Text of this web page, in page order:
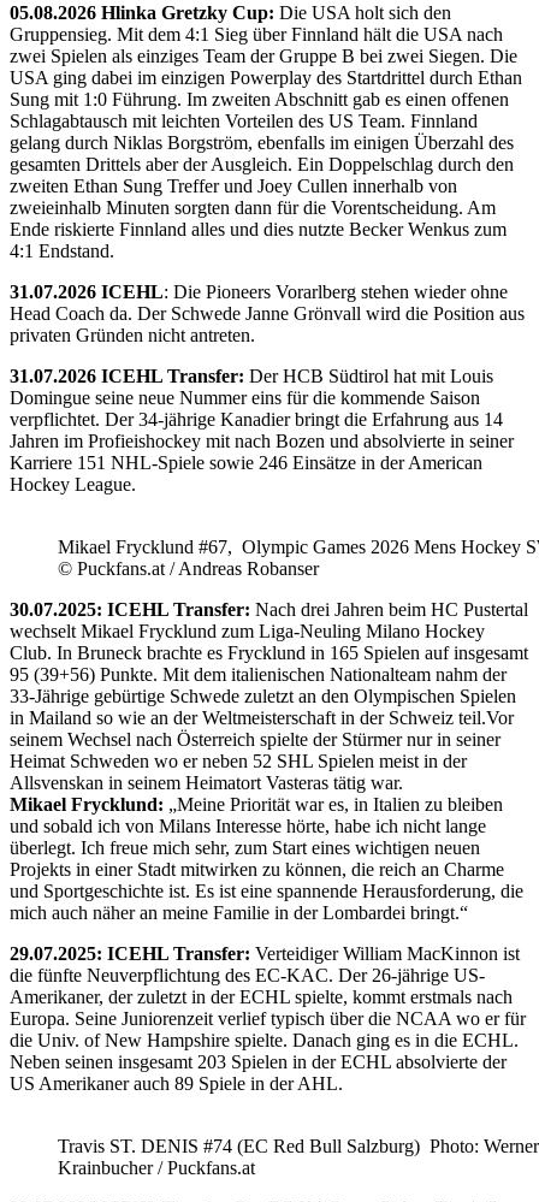
05.08.2026 Hlinka Gretzky Cup: Die USA holt sich den
Gruppensieg. Mit dem 4:1 Sieg über Finnland hält die USA nach
zwei Spielen als einziges Team der Gruppe B bei zwei Siegen. Die
USA ging dabei im einzigen Powerplay des Startdrittel durch Ethan
Sung mit 1:0 Führung. Im zweiten Abschnitt gab es einen offenen
Schlagabtausch mit leichten Vorteilen des US Team. Finnland
gelang durch Niklas Borgström, ebenfalls im einigen Überzahl des
gesamten Drittels aber der Ausgleich. Ein Doppelschlag durch den
zweiten Ethan Sung Treffer und Joey Cullen innerhalb von
zweieinhalb Minuten sorgten dann für die Vorentscheidung. Am
Ende riskierte Finnland alles und dies nutzte Becker Wenkus zum
4:1 Endstand.
31.07.2026 ICEHL: Die Pioneers Vorarlberg stehen wieder ohne
Head Coach da. Der Schwede Janne Grönvall wird die Position aus
privaten Gründen nicht antreten.
31.07.2026 ICEHL Transfer: Der HCB Südtirol hat mit Louis
Domingue seine neue Nummer eins für die kommende Saison
verpflichtet. Der 34-jährige Kanadier bringt die Erfahrung aus 14
Jahren im Profieishockey mit nach Bozen und absolvierte in seiner
Karriere 151 NHL-Spiele sowie 246 Einsätze in der American
Hockey League.
Mikael Frycklund #67, Olympic Games 2026 Mens Hockey
© Puckfans.at / Andreas Robanser
30.07.2025: ICEHL Transfer: Nach drei Jahren beim HC Pustertal
wechselt Mikael Frycklund zum Liga-Neuling Milano Hockey
Club. In Bruneck brachte es Frycklund in 165 Spielen auf insgesamt
95 (39+56) Punkte. Mit dem italienischen Nationalteam nahm der
33-Jährige gebürtige Schwede zuletzt an den Olympischen Spielen
in Mailand so wie an der Weltmeisterschaft in der Schweiz teil.Vor
seinem Wechsel nach Österreich spielte der Stürmer nur in seiner
Heimat Schweden wo er neben 52 SHL Spielen meist in der
Allsvenskan in seinem Heimatort Vasteras tätig war.
Mikael Frycklund: „Meine Priorität war es, in Italien zu bleiben
und sobald ich von Milans Interesse hörte, habe ich nicht lange
überlegt. Ich freue mich sehr, zum Start eines wichtigen neuen
Projekts in einer Stadt mitwirken zu können, die reich an Charme
und Sportgeschichte ist. Es ist eine spannende Herausforderung, die
mich auch näher an meine Familie in der Lombardei bringt.“
29.07.2025: ICEHL Transfer: Verteidiger William MacKinnon ist
die fünfte Neuverpflichtung des EC-KAC. Der 26-jährige US-
Amerikaner, der zuletzt in der ECHL spielte, kommt erstmals nach
Europa. Seine Juniorenzeit verlief typisch über die NCAA wo er für
die Univ. of New Hampshire spielte. Danach ging es in die ECHL.
Neben seinen insgesamt 203 Spielen in der ECHL absolvierte der
US Amerikaner auch 89 Spiele in der AHL.
Travis ST. DENIS #74 (EC Red Bull Salzburg) Photo: Werner
Krainbucher / Puckfans.at